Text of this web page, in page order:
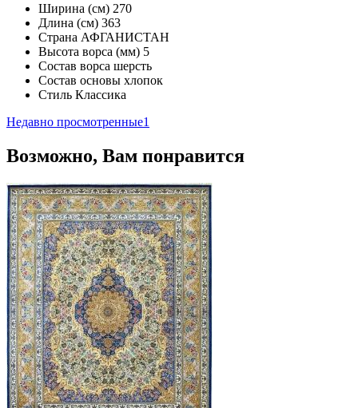
Ширина (см) 270
Длина (см) 363
Страна АФГАНИСТАН
Высота ворса (мм) 5
Состав ворса шерсть
Состав основы хлопок
Стиль Классика
Недавно просмотренные1
Возможно, Вам понравится